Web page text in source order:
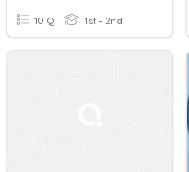
10 Q 1st - 2nd